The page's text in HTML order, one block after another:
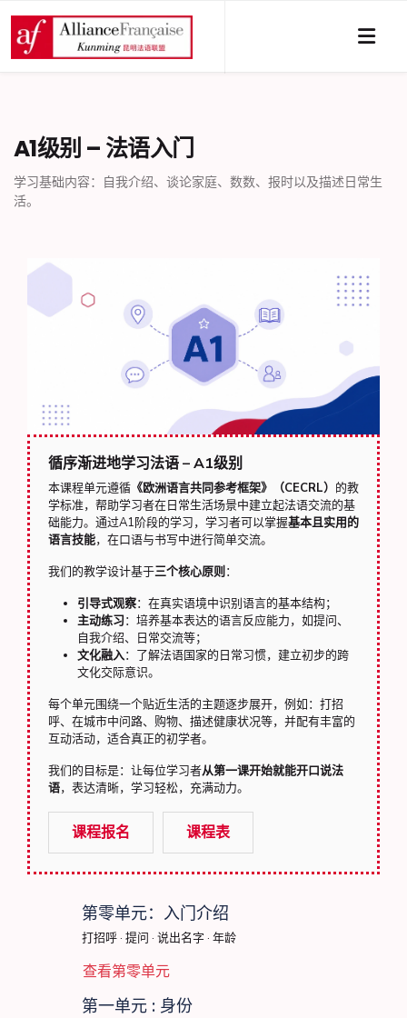
A1级别 – 法语入门
学习基础内容：自我介绍、谈论家庭、数数、报时以及描述日常生
活。
循序渐进地学习法语 – A1级别
本课程单元遵循 《欧洲语言共同参考框架》（CECRL） 的教
学标准，帮助学习者在日常生活场景中建立起法语交流的基
础能力。通过A1阶段的学习，学习者可以掌握基本且实用的
语言技能，在口语与书写中进行简单交流。
我们的教学设计基于三个核心原则 ：
引导式观察：在真实语境中识别语言的基本结构；
主动练习：培养基本表达的语言反应能力，如提问、
自我介绍、日常交流等；
文化融入：了解法语国家的日常习惯，建立初步的跨
文化交际意识。
每个单元围绕一个贴近生活的主题逐步展开，例如：打招
呼、在城市中问路、购物、描述健康状况等，并配有丰富的
互动活动，适合真正的初学者。
我们的目标是：让每位学习者从第一课开始就能开口说法
语，表达清晰，学习轻松，充满动力。
课程报名 课程表
第零单元：入门介绍
打招呼 · 提问 · 说出名字 · 年龄
查看第零单元
第一单元 : 身份